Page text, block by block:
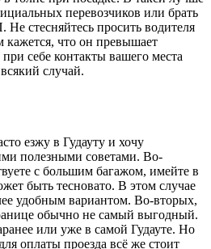
перевозчиков или брать
стесняйтесь просить водителя
кажется, что он превышает
себе контакты вашего места
случай.
езжу в Гудауту и хочу
полезными советами. Во-
с большим багажом, имейте в
быть тесновато. В этом случае
удобным вариантом. Во-вторых,
обычно не самый выгодный.
или уже в самой Гудауте. Но
оплаты проезда всё же стоит